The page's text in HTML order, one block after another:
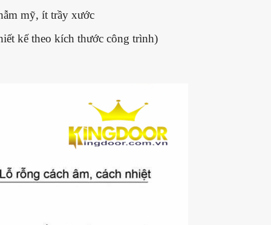
mỹ, ít trầy xước
kế theo kích thước công trình)